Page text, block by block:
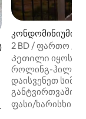
5‑დან
კონდომინიუმი
2 BD / ფართო
შესანიშნავი
Კეთილი იყოს
როლინგ-ჰილზის
დაისვენეთ
განტვირთვაში! Ეს ფართო 2-
საძინებლიანი
ფასი/ხარისხი